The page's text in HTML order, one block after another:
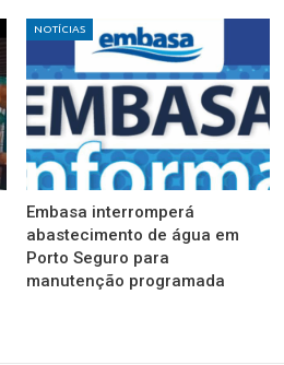
NOTÍCIAS
Embasa interromperá
abastecimento de água em
Porto Seguro para
manutenção programada